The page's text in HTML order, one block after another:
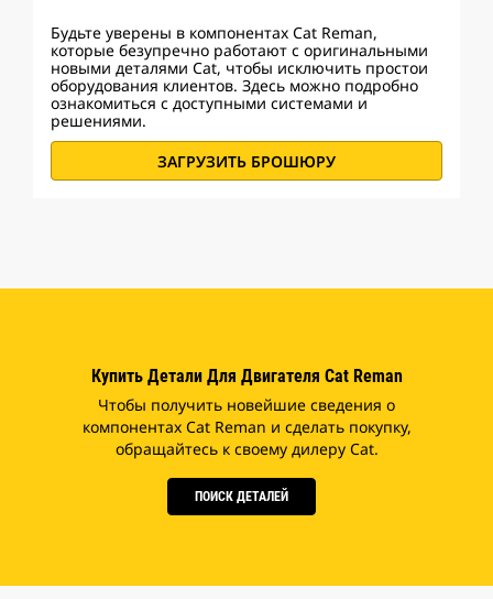
Будьте уверены в компонентах Cat Reman,
которые безупречно работают с оригинальными
новыми деталями Cat, чтобы исключить простои
оборудования клиентов. Здесь можно подробно
ознакомиться с доступными системами и
решениями.
ЗАГРУЗИТЬ БРОШЮРУ
Купить Детали Для Двигателя Cat Reman
Чтобы получить новейшие сведения о
компонентах Cat Reman и сделать покупку,
обращайтесь к своему дилеру Cat.
ПОИСК ДЕТАЛЕЙ